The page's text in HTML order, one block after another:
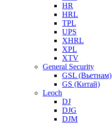
HR
HRL
TPL
UPS
XHRL
XPL
XTV
General Security
GSL (Вьетнам)
GS (Китай)
Leoch
DJ
DJG
DJM